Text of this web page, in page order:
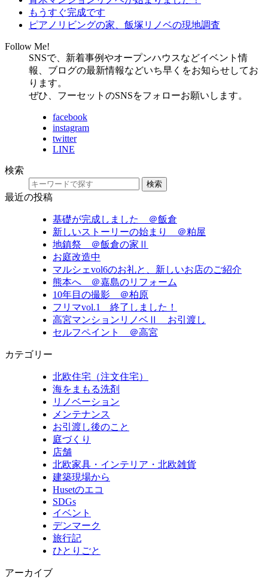
もうすぐ完成です
ピアノリビングの家、飯塚リノベの現地調査
Follow Me!
SNSで、新着事例やオープンハウスなどイベント情
報、ブログの最新情報などいち早くをお知らせしてお
ります。
ぜひ、フーセットのSNSをフォローお願いします。
facebook
instagram
twitter
LINE
検索
検索
最近の投稿
基礎が完成しました ＠飯倉
新しいストーリーの始まり ＠粕屋
地鎮祭 ＠飯倉の家Ⅱ
お庭改造中
マルシェvol6のお礼と、新しいお店のご紹介
熊本へ ＠嘉島のリフォーム
10年目の撮影 ＠柏原
フリマvol.1 終了しました！
高宮マンションリノベⅡ お引渡し
セルフペイント ＠高宮
カテゴリー
北欧住宅（注文住宅）
海をまもる洗剤
リノベーション
メンテナンス
お引渡し後のこと
庭づくり
店舗
北欧家具・インテリア・北欧雑貨
建築現場から
Husetのエコ
SDGs
イベント
デンマーク
旅行記
ひとりごと
アーカイブ